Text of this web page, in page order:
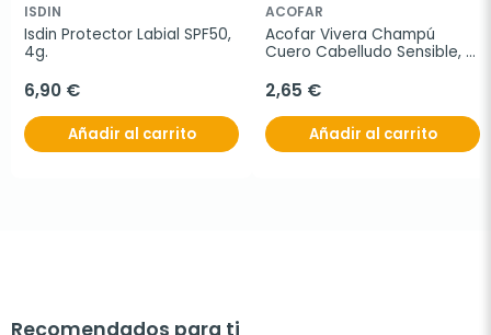
ISDIN
Isdin Protector Labial SPF50,
4g.
6,90 €
Añadir al carrito
ACOFAR
Acofar Vivera Champú
Cuero Cabelludo Sensible,
2,65 €
Añadir al carrito
Recomendados para ti